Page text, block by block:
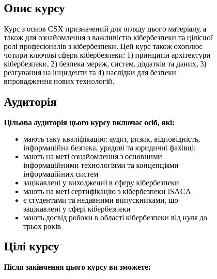
Опис курсу
Курс з основ CSX призначений для огляду цього матеріалу, а
також для ознайомлення з важливістю кібербезпеки та цілісної
ролі професіоналів з кібербезпеки. Цей курс також охоплює
чотири ключові сфери кібербезпеки: 1) принципи архітектури
кібербезпеки, 2) безпека мереж, систем, додатків та даних, 3)
реагування на інциденти та 4) наслідки для безпеки
впровадження нових технологій.
Аудиторія
Цільова аудиторія цього курсу включає осіб, які:
мають таку кваліфікацію: аудит, ризик, відповідність,
інформаційна безпека, урядові та юридичні фахівці;
мають на меті ознайомлення з основними
інформаційними технологіями та концепціями
інформаційних систем
зацікавлені у виходженні в сферу кібербезпеки
мають на меті сертифікацію з кібербезпеки ISACA
є студентами та недавними випускниками, що
зацікавлені у сфері кібербезпеки
мають досвід робоки в області кібербезпеки від нуля до
трьох років
Цілі курсу
Після закінчення цього курсу ви зможете: